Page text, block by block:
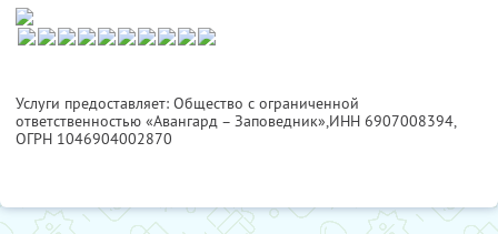
Услуги предоставляет: Общество с ограниченной
ответственностью «Авангард – Заповедник»,ИНН 6907008394,
ОГРН 1046904002870